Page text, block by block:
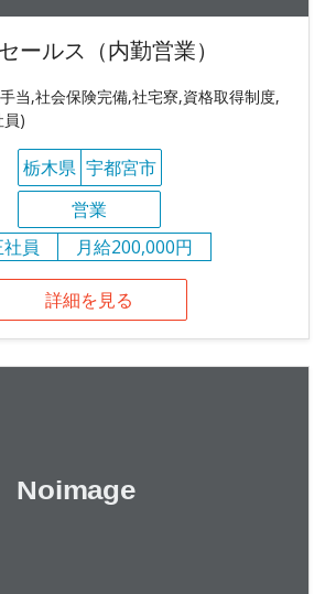
ールス（内勤営業）
当,社会保険完備,社宅寮,資格取得制度,
員)
栃木県 宇都宮市
営業
社員
月給200,000円
詳細を見る